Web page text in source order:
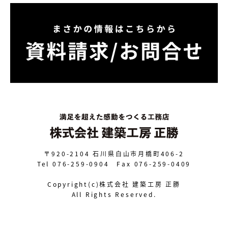
〒920-2104 石川県白山市月橋町406-2
Tel 076-259-0904 Fax 076-259-0409
Copyright(c)株式会社 建築工房 正勝
All Rights Reserved.